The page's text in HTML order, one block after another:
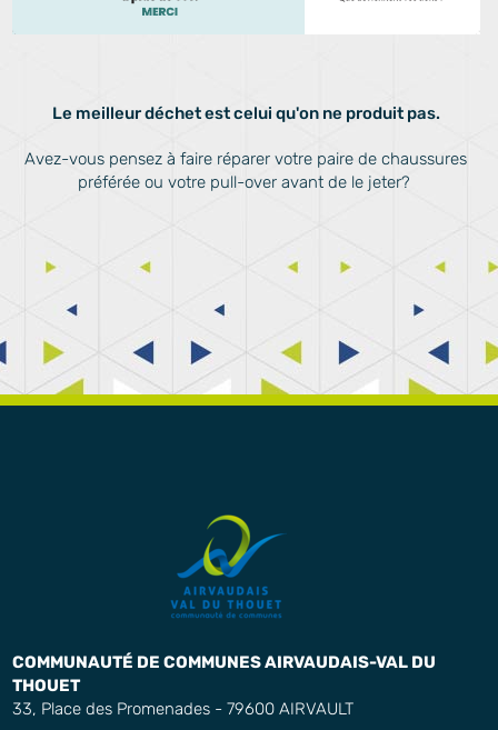
Le meilleur déchet est celui qu'on ne produit pas.
Avez-vous pensez à faire réparer votre paire de chaussures
préférée ou votre pull-over avant de le jeter?
COMMUNAUTÉ DE COMMUNES AIRVAUDAIS-VAL DU
THOUET
33, Place des Promenades - 79600 AIRVAULT